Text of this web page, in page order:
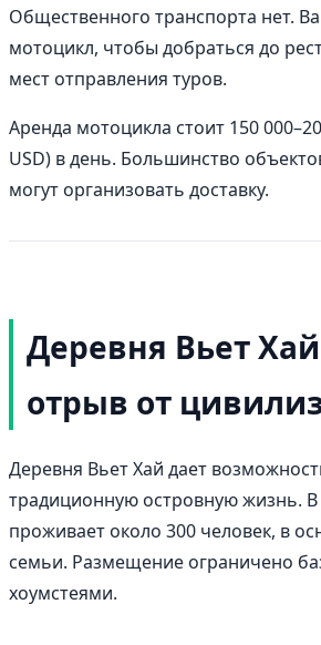
Общественного транспорта нет.
мотоцикл, чтобы добраться до
мест отправления туров.
Аренда мотоцикла стоит 150
USD) в день. Большинство
могут организовать доставку.
Деревня Вьет
отрыв от
Деревня Вьет Хай дает
традиционную островную жизнь. В
проживает около 300 человек, в
семьи. Размещение ограничено
хоумстеями.